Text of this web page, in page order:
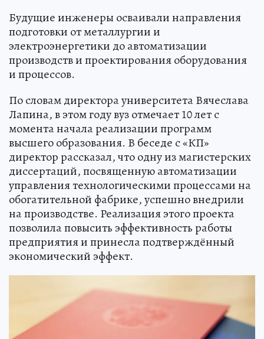
Будущие инженеры осваивали направления
подготовки от металлургии и
электроэнергетики до автоматизации
производств и проектирования оборудования
и процессов.
По словам директора университета Вячеслава
Лапина, в этом году вуз отмечает 10 лет с
момента начала реализации программ
высшего образования. В беседе с «КП»
директор рассказал, что одну из магистерских
диссертаций, посвященную автоматизации
управления технологическими процессами на
обогатительной фабрике, успешно внедрили
на производстве. Реализация этого проекта
позволила повысить эффективность работы
предприятия и принесла подтверждённый
экономический эффект.